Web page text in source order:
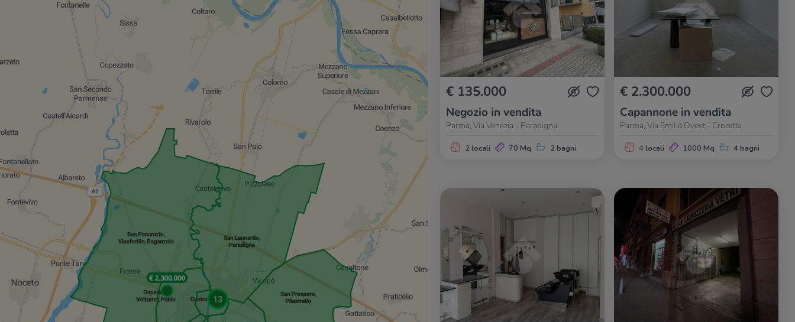
€ 135.000
Negozio in vendita
Parma, Via Venezia - Paradigna
2 locali 70 Mq 2 bagni
€ 2.300.000
Capannone in vendita
Parma, Via Emilia Ovest - Crocetta
4 locali 1000 Mq 4 bagni